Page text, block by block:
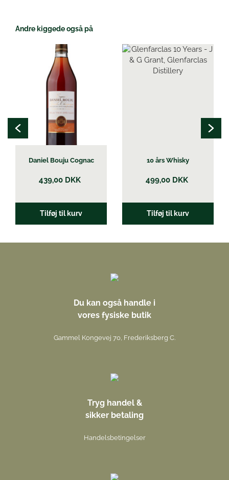
Andre kiggede også på
Daniel Bouju Cognac
439,00 DKK
Tilføj til kurv
10 års Whisky
499,00 DKK
Tilføj til kurv
Du kan også handle i
vores fysiske butik
Gammel Kongevej 70, Frederiksberg C.
Tryg handel &
sikker betaling
Handelsbetingelser